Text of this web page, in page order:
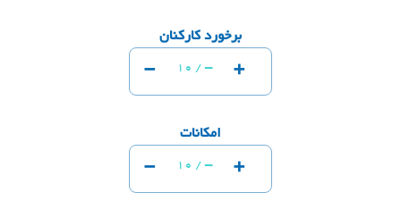
برخورد کارکنان
- 10 / - +
امکانات
- 10 / - +